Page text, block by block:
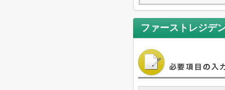
ファーストレジデ